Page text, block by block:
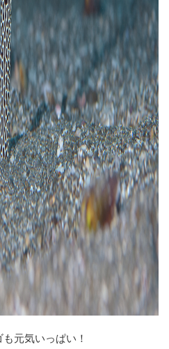
元気いっぱい！